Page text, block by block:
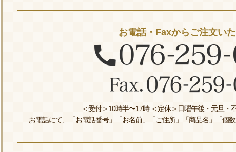
お電話・Faxからご注文い
＜受付＞10時半〜17時 ＜定休＞日曜午後・元旦・
お電話にて、「お電話番号」「お名前」「ご住所」「商品名」「個